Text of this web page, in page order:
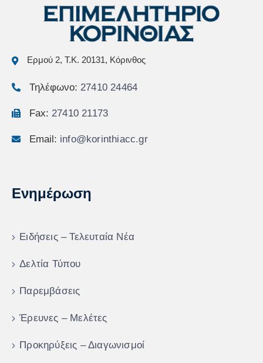
Ερμού 2, Τ.Κ. 20131, Κόρινθος
Τηλέφωνο: 27410 24464
Fax: 27410 21173
Email: info@korinthiacc.gr
Ενημέρωση
Ειδήσεις – Τελευταία Νέα
Δελτία Τύπου
Παρεμβάσεις
Έρευνες – Μελέτες
Προκηρύξεις – Διαγωνισμοί